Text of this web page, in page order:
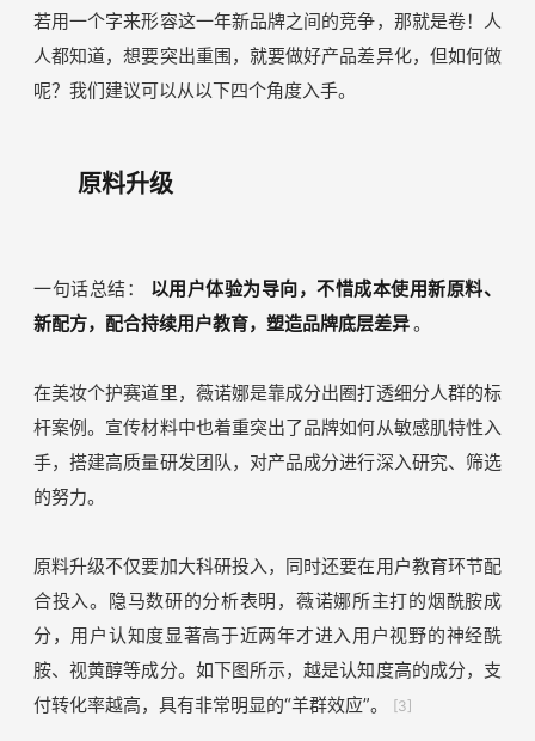
若用一个字来形容这一年新品牌之间的竞争，那就是卷！人
人都知道，想要突出重围，就要做好产品差异化，但如何做
呢？我们建议可以从以下四个角度入手。
原料升级
一句话总结： 以用户体验为导向，不惜成本使用新原料、
新配方，配合持续用户教育，塑造品牌底层差异。
在美妆个护赛道里，薇诺娜是靠成分出圈打透细分人群的标
杆案例。宣传材料中也着重突出了品牌如何从敏感肌特性入
手，搭建高质量研发团队，对产品成分进行深入研究、筛选
的努力。
原料升级不仅要加大科研投入，同时还要在用户教育环节配
合投入。隐马数研的分析表明，薇诺娜所主打的烟酰胺成
分，用户认知度显著高于近两年才进入用户视野的神经酰
胺、视黄醇等成分。如下图所示，越是认知度高的成分，支
付转化率越高，具有非常明显的“羊群效应”。
[3]